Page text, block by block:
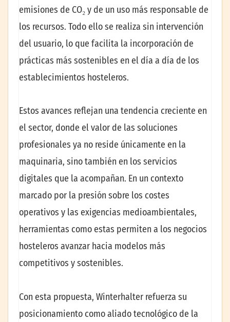
emisiones de CO₂ y de un uso más responsable de
los recursos. Todo ello se realiza sin intervención
del usuario, lo que facilita la incorporación de
prácticas más sostenibles en el día a día de los
establecimientos hosteleros.
Estos avances reflejan una tendencia creciente en
el sector, donde el valor de las soluciones
profesionales ya no reside únicamente en la
maquinaria, sino también en los servicios
digitales que la acompañan. En un contexto
marcado por la presión sobre los costes
operativos y las exigencias medioambientales,
herramientas como estas permiten a los negocios
hosteleros avanzar hacia modelos más
competitivos y sostenibles.
Con esta propuesta, Winterhalter refuerza su
posicionamiento como aliado tecnológico de la